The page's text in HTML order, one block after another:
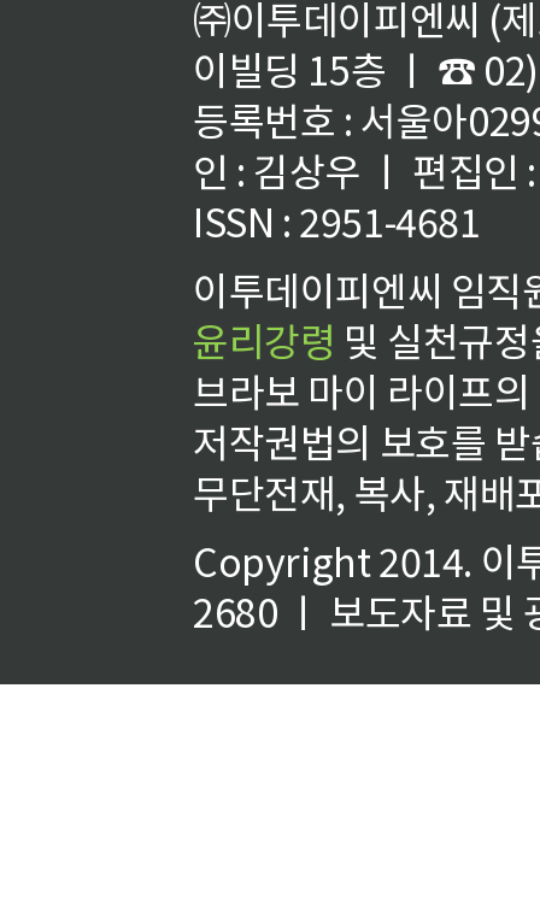
㈜이투데이피엔씨 (
이빌딩 15층 ㅣ ☎
등록번호 : 서울아
인 : 김상우 ㅣ 편집인
ISSN : 2951-4681
이투데이피엔씨 임
윤리강령 및 실천규
브라보 마이 라이프
저작권법의 보호를
무단전재, 복사, 재배
Copyright 2014. 이
2680 ㅣ 보도자료